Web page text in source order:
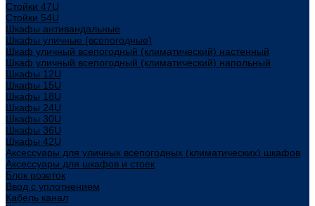
Стойки 47U
Стойки 54U
Шкафы антивандальные
Шкафы уличные (всепогодные)
Шкаф уличный всепогодный (климатический) настенный
Шкаф уличный всепогодный (климатический) напольный
Шкафы 12U
Шкафы 15U
Шкафы 18U
Шкафы 24U
Шкафы 30U
Шкафы 36U
Шкафы 42U
Аксессуары для уличных всепогодных (климатических) шкафов
Аксессуары для шкафов и стоек
Блок розеток
Ввод с уплотнением
Кабель канал